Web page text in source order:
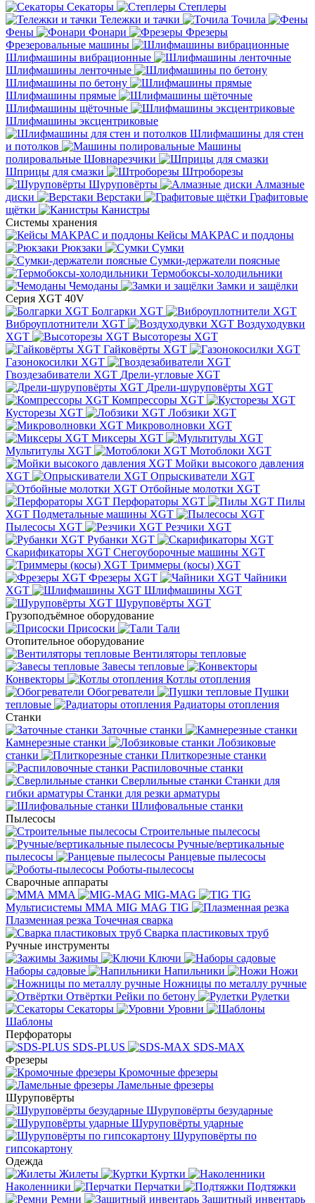
Секаторы
Степлеры
Тележки и тачки
Точила
Фены
Фонари
Фрезеры
Фрезеровальные машины
Шлифмашины вибрационные
Шлифмашины ленточные
Шлифмашины по бетону
Шлифмашины прямые
Шлифмашины щёточные
Шлифмашины эксцентриковые
Шлифмашины для стен
и потолков
Машины
полировальные Шовнарезчики
Шприцы для смазки
Штроборезы
Шуруповёрты
Алмазные
диски
Верстаки
Графитовые
щётки
Канистры
Системы хранения
Кейсы MAKPAC и поддоны
Рюкзаки
Сумки
Сумки-держатели поясные
Термобоксы-холодильники
Чемоданы
Замки и защёлки
Серия XGT 40V
Болгарки XGT
Виброуплотнители XGT
Воздуходувки
XGT
Высоторезы XGT
Гайковёрты XGT
Газонокосилки XGT
Гвоздезабиватели XGT Дрели-угловые XGT
Дрели-шуруповёрты XGT
Компрессоры XGT
Кусторезы XGT
Лобзики XGT
Микроволновки XGT
Миксеры XGT
Мультитулы XGT
Мотоблоки XGT
Мойки высокого давления
XGT
Опрыскиватели XGT
Отбойные молотки XGT
Перфораторы XGT
Пилы
XGT Подметальные машины XGT
Пылесосы XGT
Резчики XGT
Рубанки XGT
Скарификаторы XGT Cнегоуборочные машины XGT
Триммеры (косы) XGT
Фрезеры XGT
Чайники
XGT
Шлифмашины XGT
Шуруповёрты XGT
Грузоподъёмное оборудование
Присоски
Тали
Отопительное оборудование
Вентиляторы тепловые
Завесы тепловые
Конвекторы
Котлы отопления
Обогреватели
Пушки
тепловые
Радиаторы отопления
Станки
Заточные станки
Камнерезные станки
Лобзиковые
станки
Плиткорезные станки
Распиловочные станки
Сверлильные станки Станки для
гибки арматуры Станки для резки арматуры
Шлифовальные станки
Пылесосы
Строительные пылесосы
Ручные/вертикальные
пылесосы
Ранцевые пылесосы
Роботы-пылесосы
Сварочные аппараты
MMA
MIG-MAG
TIG
Мультисистемы ММА MIG MAG TIG
Плазменная резка Точечная сварка
Cварка пластиковых труб
Ручные инструменты
Зажимы
Ключи
Наборы садовые
Напильники
Ножи
Ножницы по металлу ручные
Отвёртки Рейки по бетону
Рулетки
Секаторы
Уровни
Шаблоны
Перфораторы
SDS-PLUS
SDS-MAX
Фрезеры
Кромочные фрезеры
Ламельные фрезеры
Шуруповёрты
Шуруповёрты безударные
Шуруповёрты ударные
Шуруповёрты по
гипсокартону
Одежда
Жилеты
Куртки
Наколенники
Перчатки
Подтяжки
Ремни
Защитный инвентарь